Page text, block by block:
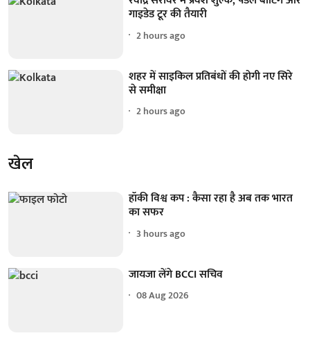
गाइडेड टूर की तैयारी
2 hours ago
शहर में साइकिल प्रतिबंधों की होगी नए सिरे
से समीक्षा
2 hours ago
खेल
हॉकी विश्व कप : कैसा रहा है अब तक भारत
का सफर
3 hours ago
जायजा लेंगे BCCI सचिव
08 Aug 2026